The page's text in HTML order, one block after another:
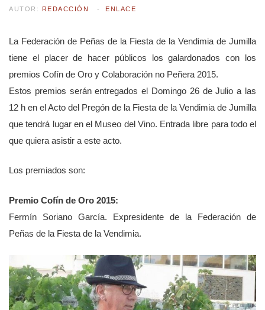
AUTOR:
REDACCIÓN ENLACE
La Federación de Peñas de la Fiesta de la Vendimia de Jumilla
tiene el placer de hacer públicos los galardonados con los
premios Cofín de Oro y Colaboración no Peñera 2015.
Estos premios serán entregados el Domingo 26 de Julio a las
12 h en el Acto del Pregón de la Fiesta de la Vendimia de Jumilla
que tendrá lugar en el Museo del Vino. Entrada libre para todo el
que quiera asistir a este acto.
Los premiados son:
Premio Cofín de Oro 2015:
Fermín Soriano García. Expresidente de la Federación de
Peñas de la Fiesta de la Vendimia.